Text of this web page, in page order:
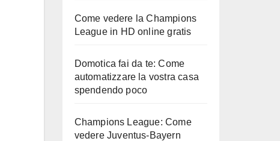
Come vedere la Champions
League in HD online gratis
Domotica fai da te: Come
automatizzare la vostra casa
spendendo poco
Champions League: Come
vedere Juventus-Bayern